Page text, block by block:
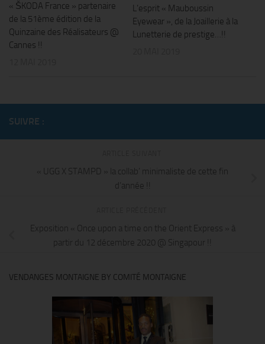
« ŠKODA France » partenaire
de la 51ème édition de la
Quinzaine des Réalisateurs @
Cannes !!
L’esprit « Mauboussin
Eyewear », de la Joaillerie à la
Lunetterie de prestige…!!
SUIVRE :
« UGG X STAMPD » la collab’ minimaliste de cette fin
d’année !!
Exposition « Once upon a time on the Orient Express » à
partir du 12 décembre 2020 @ Singapour !!
VENDANGES MONTAIGNE BY COMITÉ MONTAIGNE